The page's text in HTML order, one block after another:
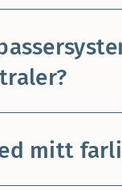
mitt